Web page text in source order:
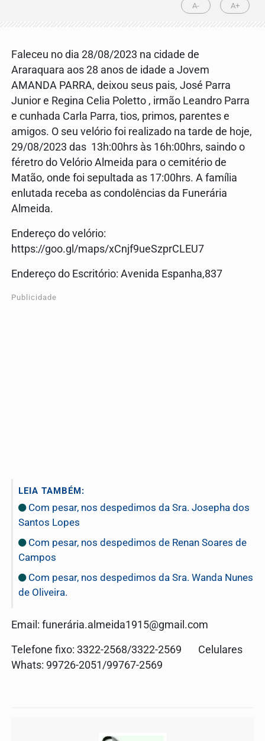
A- A+
Faleceu no dia 28/08/2023 na cidade de
Araraquara aos 28 anos de idade a Jovem
AMANDA PARRA, deixou seus pais, José Parra
Junior e Regina Celia Poletto , irmão Leandro Parra
e cunhada Carla Parra, tios, primos, parentes e
amigos. O seu velório foi realizado na tarde de hoje,
29/08/2023 das 13h:00hrs às 16h:00hrs, saindo o
féretro do Velório Almeida para o cemitério de
Matão, onde foi sepultada as 17:00hrs. A família
enlutada receba as condolências da Funerária
Almeida.
Endereço do velório:
https://goo.gl/maps/xCnjf9ueSzprCLEU7
Endereço do Escritório: Avenida Espanha,837
Publicidade
LEIA TAMBÉM:
Com pesar, nos despedimos da Sra. Josepha dos
Santos Lopes
Com pesar, nos despedimos de Renan Soares de
Campos
Com pesar, nos despedimos da Sra. Wanda Nunes
de Oliveira.
Email: funerária.almeida1915@gmail.com
Telefone fixo: 3322-2568/3322-2569 Celulares
Whats: 99726-2051/99767-2569